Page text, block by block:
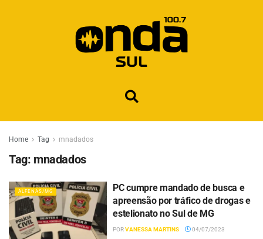
Home Tag mnadados
Tag: mnadados
ALFENAS/MG
PC cumpre mandado de busca e
apreensão por tráfico de drogas e
estelionato no Sul de MG
PORVANESSA MARTINS 04/07/2023